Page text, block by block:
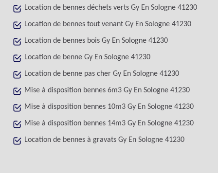
Location de bennes déchets verts Gy En Sologne 41230
Location de bennes tout venant Gy En Sologne 41230
Location de bennes bois Gy En Sologne 41230
Location de benne Gy En Sologne 41230
Location de benne pas cher Gy En Sologne 41230
Mise à disposition bennes 6m3 Gy En Sologne 41230
Mise à disposition bennes 10m3 Gy En Sologne 41230
Mise à disposition bennes 14m3 Gy En Sologne 41230
Location de bennes à gravats Gy En Sologne 41230